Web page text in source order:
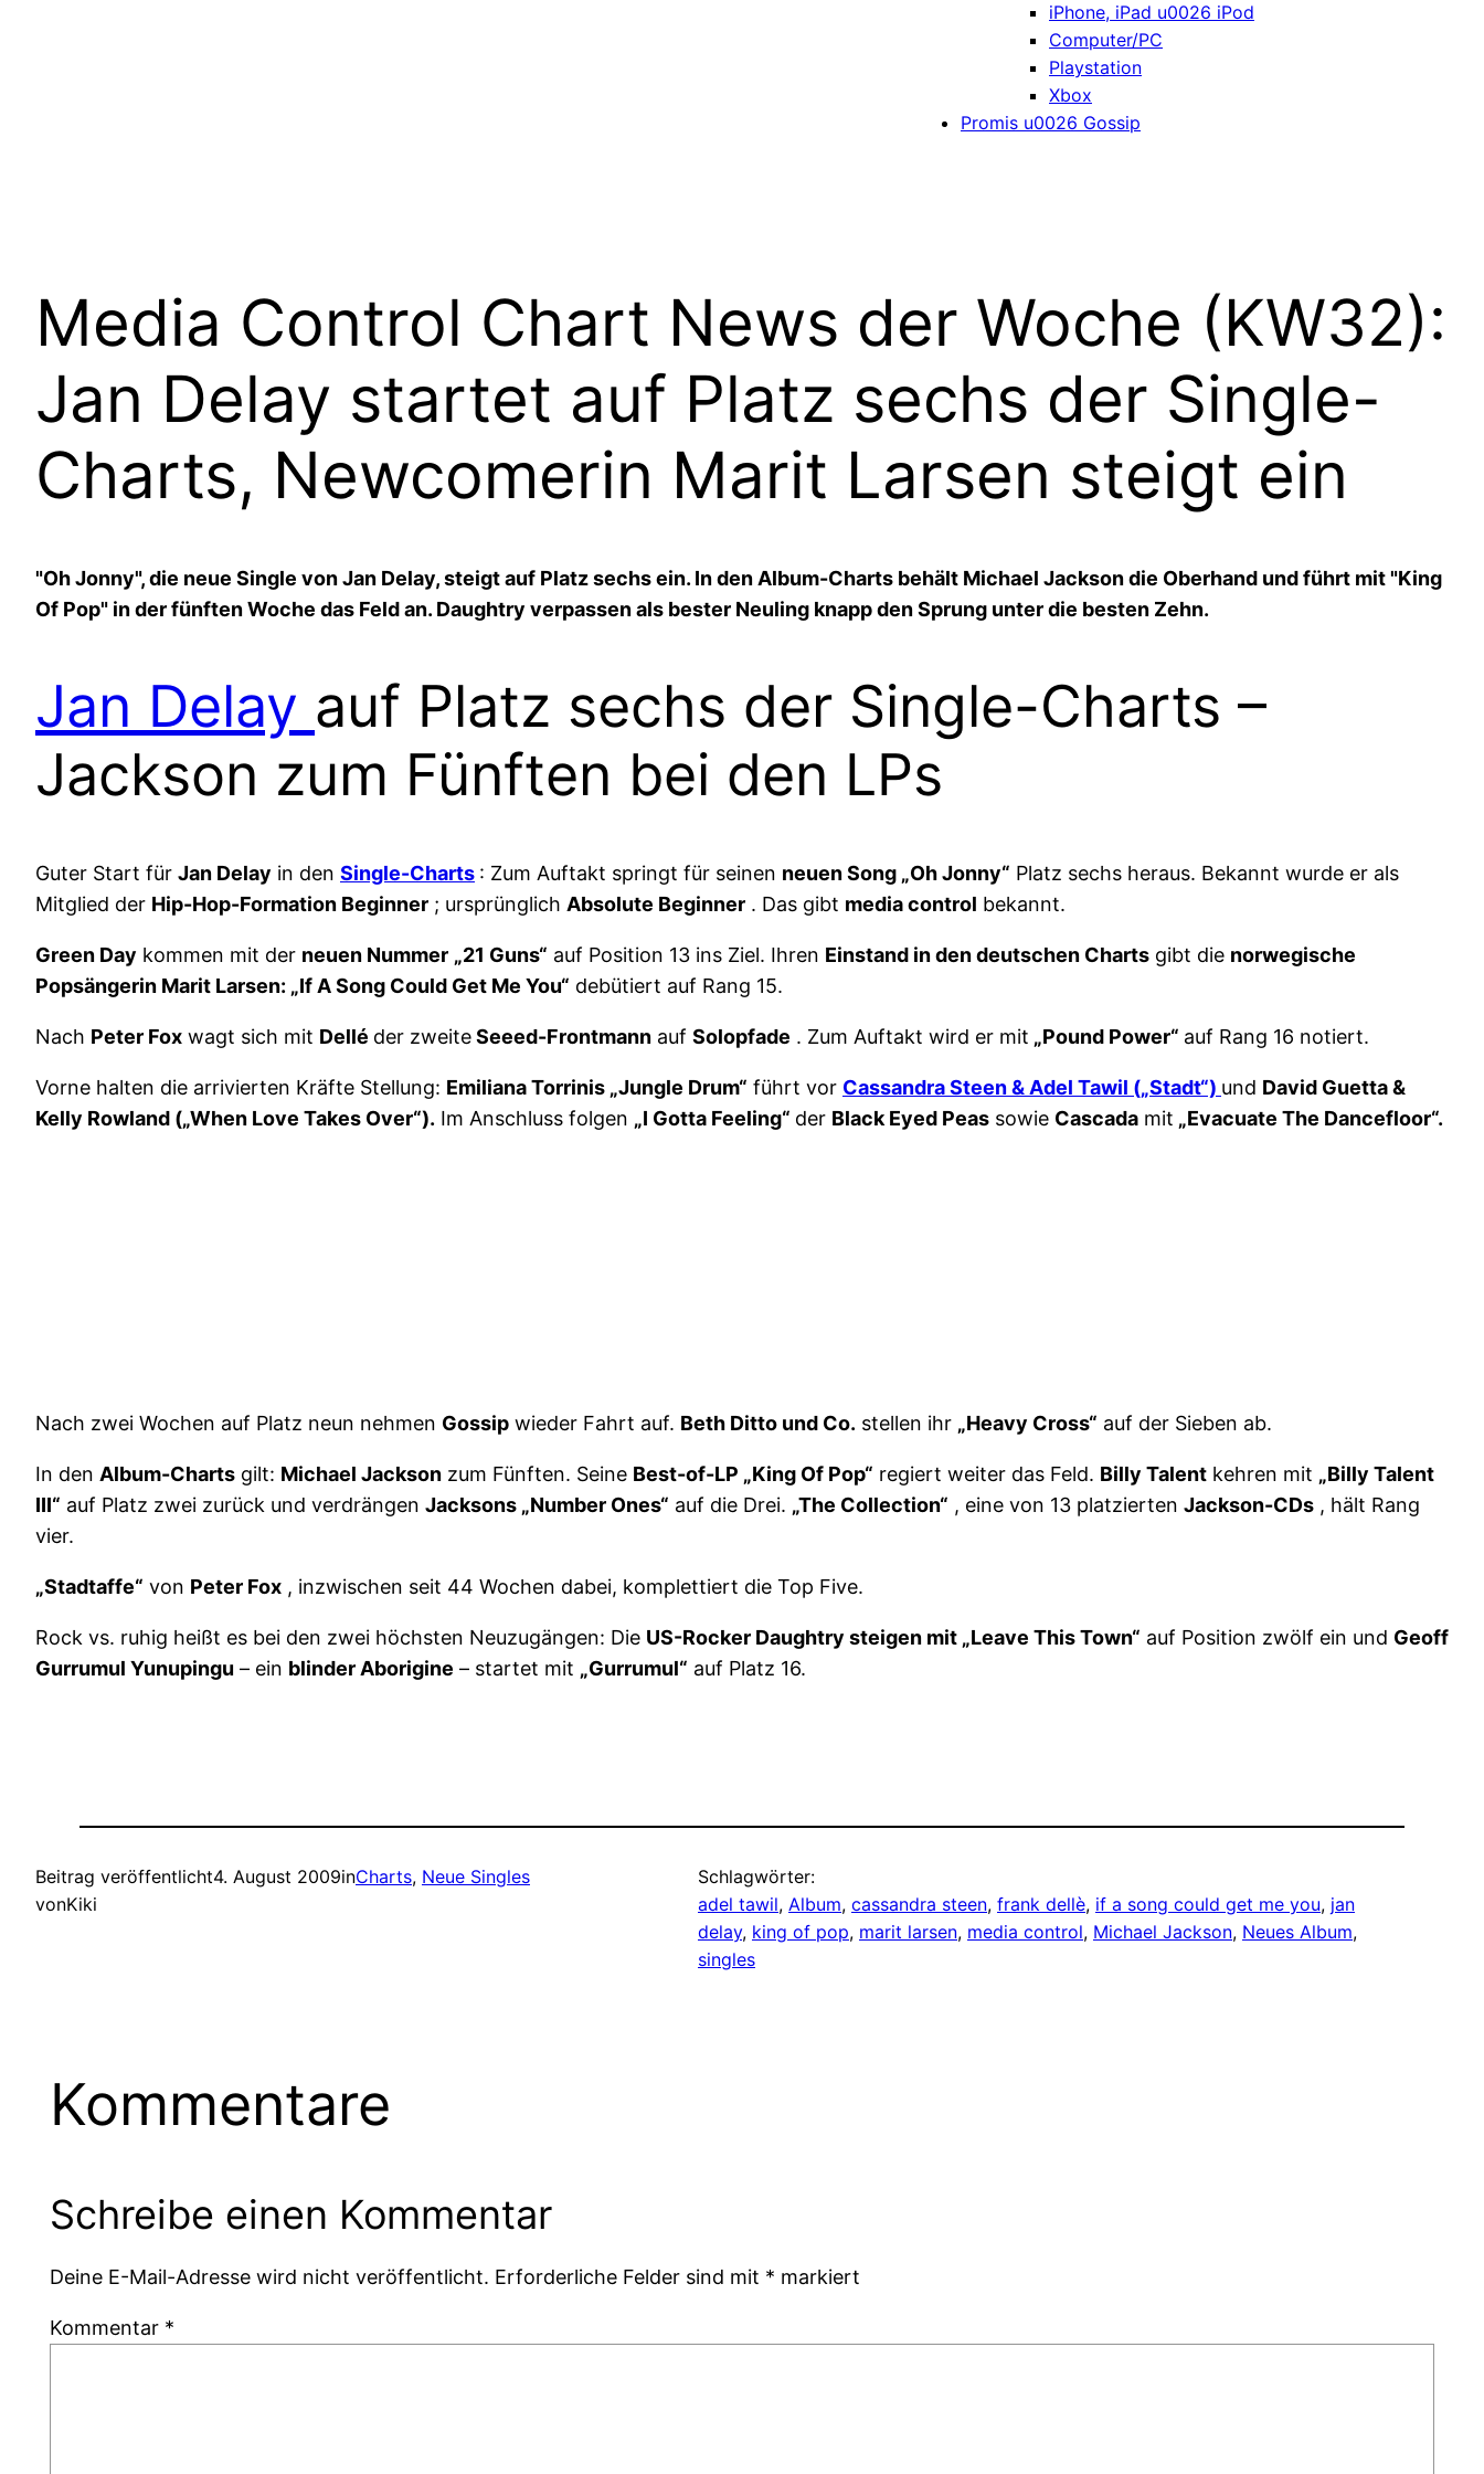
iPhone, iPad u0026 iPod
Computer/PC
Playstation
Xbox
Promis u0026 Gossip
Media Control Chart News der Woche (KW32):
Jan Delay startet auf Platz sechs der Single-
Charts, Newcomerin Marit Larsen steigt ein
"Oh Jonny", die neue Single von Jan Delay, steigt auf Platz sechs ein. In den Album-Charts behält Michael Jackson die Oberhand und führt mit "King
Of Pop" in der fünften Woche das Feld an. Daughtry verpassen als bester Neuling knapp den Sprung unter die besten Zehn.
Jan Delay auf Platz sechs der Single-Charts –
Jackson zum Fünften bei den LPs
Guter Start für Jan Delay in den Single-Charts : Zum Auftakt springt für seinen neuen Song „Oh Jonny“ Platz sechs heraus. Bekannt wurde er als
Mitglied der Hip-Hop-Formation Beginner ; ursprünglich Absolute Beginner . Das gibt media control bekannt.
Green Day kommen mit der neuen Nummer „21 Guns“ auf Position 13 ins Ziel. Ihren Einstand in den deutschen Charts gibt die norwegische
Popsängerin Marit Larsen: „If A Song Could Get Me You“ debütiert auf Rang 15.
Nach Peter Fox wagt sich mit Dellé der zweiteSeeed-Frontmann auf Solopfade . Zum Auftakt wird er mit „Pound Power“ auf Rang 16 notiert.
Vorne halten die arrivierten Kräfte Stellung: Emiliana Torrinis „Jungle Drum“ führt vor Cassandra Steen & Adel Tawil („Stadt“) und David Guetta &
Kelly Rowland („When Love Takes Over“). Im Anschluss folgen „I Gotta Feeling“ der Black Eyed Peas sowie Cascada mit „Evacuate The Dancefloor“.
Nach zwei Wochen auf Platz neun nehmen Gossip wieder Fahrt auf. Beth Ditto und Co. stellen ihr „Heavy Cross“ auf der Sieben ab.
In den Album-Charts gilt: Michael Jackson zum Fünften. Seine Best-of-LP „King Of Pop“ regiert weiter das Feld. Billy Talent kehren mit „Billy Talent
III“ auf Platz zwei zurück und verdrängen Jacksons „Number Ones“ auf die Drei. „The Collection“ , eine von 13 platzierten Jackson-CDs , hält Rang
vier.
„Stadtaffe“ von Peter Fox , inzwischen seit 44 Wochen dabei, komplettiert die Top Five.
Rock vs. ruhig heißt es bei den zwei höchsten Neuzugängen: Die US-Rocker Daughtry steigen mit „Leave This Town“ auf Position zwölf ein und Geoff
Gurrumul Yunupingu – ein blinder Aborigine – startet mit „Gurrumul“ auf Platz 16.
Beitrag veröffentlicht4. August 2009inCharts, Neue Singles
vonKiki
Schlagwörter:
adel tawil, Album, cassandra steen, frank dellè, if a song could get me you, jan
delay, king of pop, marit larsen, media control, Michael Jackson, Neues Album
singles
Kommentare
Schreibe einen Kommentar
Deine E-Mail-Adresse wird nicht veröffentlicht. Erforderliche Felder sind mit * markiert
Kommentar *